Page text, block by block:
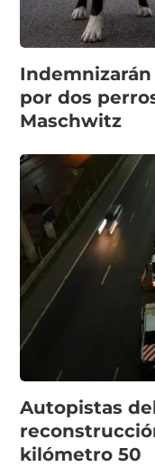
por dos
Maschwitz
Autopistas
kilómetro 50